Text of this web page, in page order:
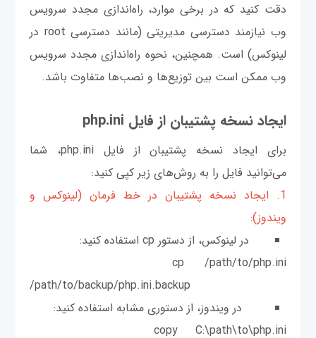
دقت کنید که در برخی موارد، راه‌اندازی مجدد سرویس
وب نیازمند دسترسی مدیریتی (مانند دسترسی root در
لینوکس) است. همچنین، نحوه راه‌اندازی مجدد سرویس
وب ممکن است بین توزیع‌ها و نصب‌ها متفاوت باشد.
ایجاد نسخه پشتیبان از فایل php.ini
برای ایجاد نسخه پشتیبان از فایل php.ini، شما
می‌توانید فایل را به روش‌های زیر کپی کنید:
1. ایجاد نسخه پشتیبان در خط فرمان (لینوکس و
ویندوز):
در لینوکس، از دستور cp استفاده کنید:
cp /path/to/php.ini
/path/to/backup/php.ini.backup
در ویندوز، از دستوری مشابه استفاده کنید:
copy C:\path\to\php.ini